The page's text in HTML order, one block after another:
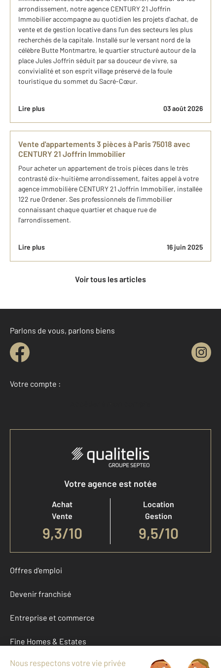
arrondissement, notre agence CENTURY 21 Joffrin
Immobilier accompagne au quotidien les projets d'achat, de
vente et de gestion locative dans l'un des secteurs les plus
recherchés de la capitale. Installé sur le versant nord de la
célèbre Butte Montmartre, le quartier structuré autour de la
place Jules Joffrin séduit par sa douceur de vivre, sa
convivialité et son esprit village préservé de la foule
touristique du sommet du Sacré-Cœur.
Lire plus 03 août 2026
Vente d'appartements 3 pièces à Paris 75018 avec
CENTURY 21 Joffrin Immobilier
Pour acheter un appartement de trois pièces dans le très
contrasté dix-huitième arrondissement, faites appel à votre
agence immobilière CENTURY 21 Joffrin Immobilier, installée
122 rue Ordener. Ses professionnels de l'immobilier
connaissant chaque quartier et chaque rue de
l'arrondissement.
Lire plus 16 juin 2025
Voir tous les articles
Parlons de vous, parlons biens
Votre compte :
Accéder à mon compte
Votre agence est notée
Achat
Vente
9,3/10
Location
Gestion
9,5/10
Offres d'emploi
Devenir franchisé
Entreprise et commerce
Fine Homes & Estates
À propos